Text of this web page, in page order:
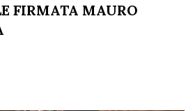
FIRMATA MAURO